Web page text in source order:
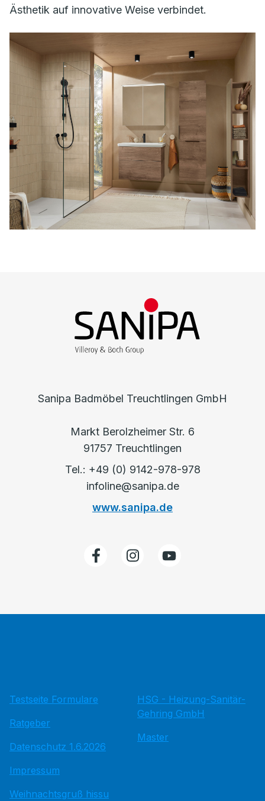
Ästhetik auf innovative Weise verbindet.
Sanipa Badmöbel Treuchtlingen GmbH
Markt Berolzheimer Str. 6
91757 Treuchtlingen
Tel.: +49 (0) 9142-978-978
infoline@sanipa.de
www.sanipa.de
Testseite Formulare
Ratgeber
Datenschutz 1.6.2026
Impressum
Weihnachtsgruß hissu
HSG - Heizung-Sanitär-
Gehring GmbH
Master